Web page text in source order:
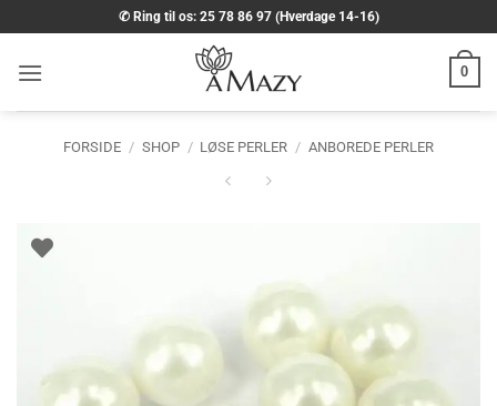
til
indhold
✆ Ring til os: 25 78 86 97 (Hverdage 14-16)
0
FORSIDE / SHOP / LØSE PERLER / ANBOREDE PERLER